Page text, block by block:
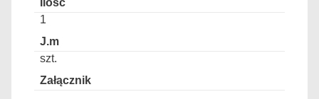
1
szt.